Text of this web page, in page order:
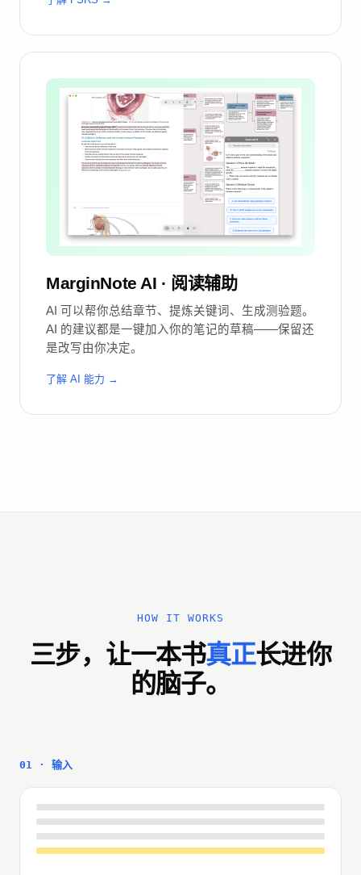
MarginNote AI · 阅读辅助
AI 可以帮你总结章节、提炼关键词、生成测验题。
AI 的建议都是一键加入你的笔记的草稿——保留还
是改写由你决定。
了解 AI 能力 →
HOW IT WORKS
三步，让一本书真正长进你
的脑子。
01 · 输入